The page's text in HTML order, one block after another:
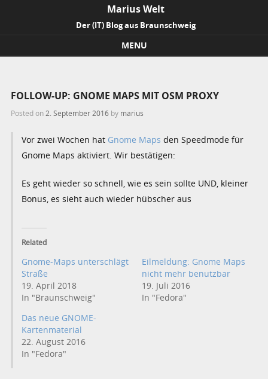
Marius Welt
Der (IT) Blog aus Braunschweig
MENU
FOLLOW-UP: GNOME MAPS MIT OSM PROXY
Posted on 2. September 2016 by marius
Vor zwei Wochen hat Gnome Maps den Speedmode für
Gnome Maps aktiviert. Wir bestätigen:
Es geht wieder so schnell, wie es sein sollte UND, kleiner
Bonus, es sieht auch wieder hübscher aus
Related
Gnome-Maps unterschlägt
Straße
19. April 2018
In "Braunschweig"
Eilmeldung: Gnome Maps
nicht mehr benutzbar
19. Juli 2016
In "Fedora"
Das neue GNOME-
Kartenmaterial
22. August 2016
In "Fedora"